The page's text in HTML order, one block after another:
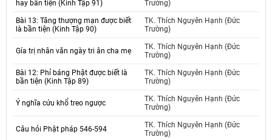
hay bần tiện (Kinh Tập 91) Trường)
Bài 13: Tăng thượng mạn được biết
là bần tiện (Kinh Tập 90)
TK. Thích Nguyên Hạnh (Đức
Trường)
Gía trị nhân văn ngày tri ân cha mẹ
TK. Thích Nguyên Hạnh (Đức
Trường)
Bài 12: Phỉ báng Phật được biết là
bần tiện (Kinh Tập 89)
TK. Thích Nguyên Hạnh (Đức
Trường)
Ý nghĩa cứu khổ treo ngược
TK. Thích Nguyên Hạnh (Đức
Trường)
Câu hỏi Phật pháp 546-594
TK. Thích Nguyên Hạnh (Đức
Trường)